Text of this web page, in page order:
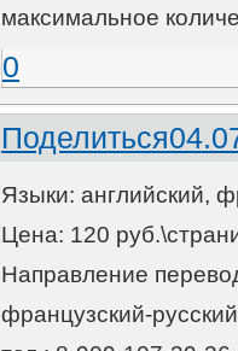
максимальное
0
Поделиться
Языки: английский,
Цена: 120
Направление
французский-